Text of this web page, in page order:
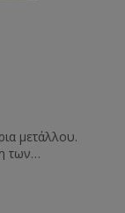
μετάλλου.
των
τα
εργαλεία